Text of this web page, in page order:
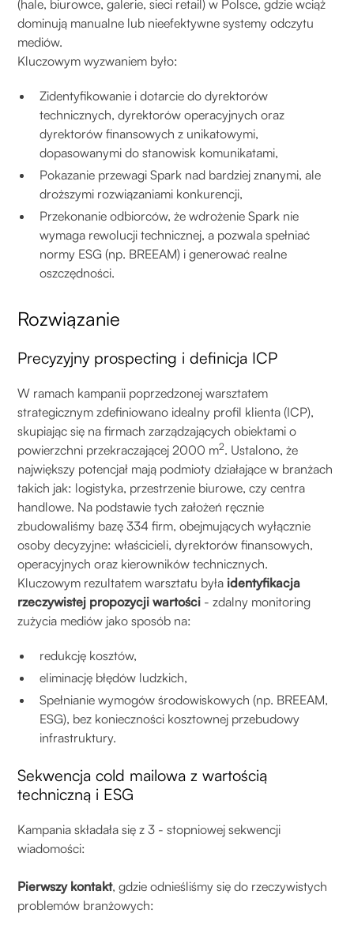
(hale, biurowce, galerie, sieci retail) w Polsce, gdzie wciąż
dominują manualne lub nieefektywne systemy odczytu
mediów.
Kluczowym wyzwaniem było:
Zidentyfikowanie i dotarcie do dyrektorów
technicznych, dyrektorów operacyjnych oraz
dyrektorów finansowych z unikatowymi,
dopasowanymi do stanowisk komunikatami,
Pokazanie przewagi Spark nad bardziej znanymi, ale
droższymi rozwiązaniami konkurencji,
Przekonanie odbiorców, że wdrożenie Spark nie
wymaga rewolucji technicznej, a pozwala spełniać
normy ESG (np. BREEAM) i generować realne
oszczędności.
Rozwiązanie
Precyzyjny prospecting i definicja ICP
W ramach kampanii poprzedzonej warsztatem
strategicznym zdefiniowano idealny profil klienta (ICP),
skupiając się na firmach zarządzających obiektami o
powierzchni przekraczającej 2000 m2. Ustalono, że
największy potencjał mają podmioty działające w branżach
takich jak: logistyka, przestrzenie biurowe, czy centra
handlowe. Na podstawie tych założeń ręcznie
zbudowaliśmy bazę 334 firm, obejmujących wyłącznie
osoby decyzyjne: właścicieli, dyrektorów finansowych,
operacyjnych oraz kierowników technicznych.
Kluczowym rezultatem warsztatu była identyfikacja
rzeczywistej propozycji wartości - zdalny monitoring
zużycia mediów jako sposób na:
redukcję kosztów,
eliminację błędów ludzkich,
Spełnianie wymogów środowiskowych (np. BREEAM,
ESG), bez konieczności kosztownej przebudowy
infrastruktury.
Sekwencja cold mailowa z wartością
techniczną i ESG
Kampania składała się z 3 - stopniowej sekwencji
wiadomości:
Pierwszy kontakt, gdzie odnieśliśmy się do rzeczywistych
problemów branżowych: